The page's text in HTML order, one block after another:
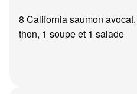
8 California saumon
thon, 1 soupe et 1 salade